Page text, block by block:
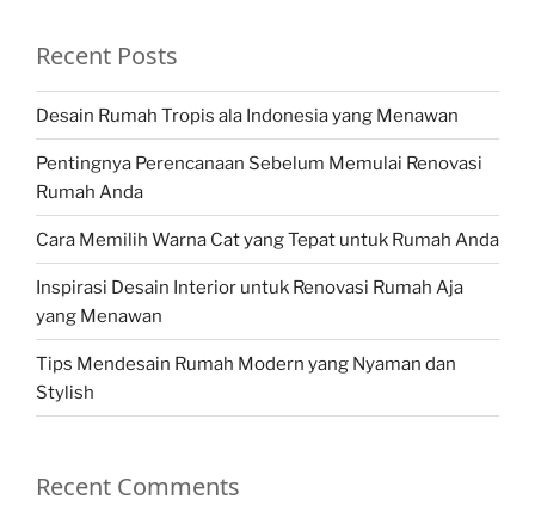
Recent Posts
Desain Rumah Tropis ala Indonesia yang Menawan
Pentingnya Perencanaan Sebelum Memulai Renovasi
Rumah Anda
Cara Memilih Warna Cat yang Tepat untuk Rumah Anda
Inspirasi Desain Interior untuk Renovasi Rumah Aja
yang Menawan
Tips Mendesain Rumah Modern yang Nyaman dan
Stylish
Recent Comments